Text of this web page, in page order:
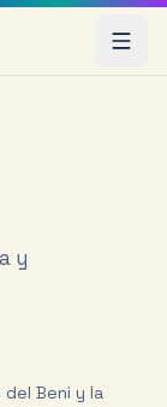
y
del Beni y la